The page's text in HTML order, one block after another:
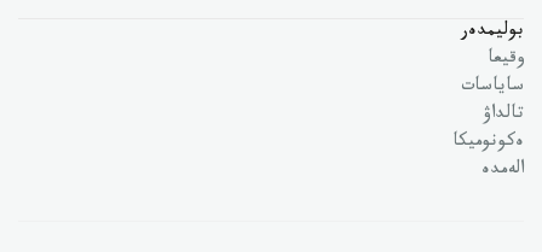
بوليمدەر
وقيعا
ساياسات
تالداۋ
ەكونوميكا
الەمدە